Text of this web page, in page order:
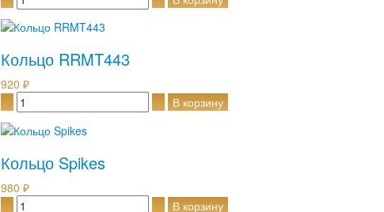
Кольцо RRMT443
920 ₽
Кольцо Spikes
980 ₽